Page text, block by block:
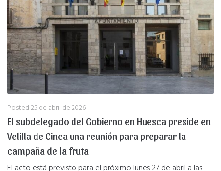
Posted25 de abril de 2026
El subdelegado del Gobierno en Huesca preside en
Velilla de Cinca una reunión para preparar la
campaña de la fruta
El acto está previsto para el próximo lunes 27 de abril a las